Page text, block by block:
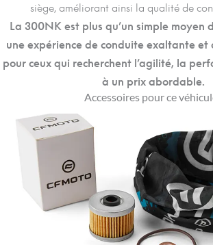
siège, améliorant ainsi la qualité de
La 300NK est plus qu’un simple moyen
une expérience de conduite exaltante et
pour ceux qui recherchent l’agilité, la
à un prix abordable.
Accessoires pour ce